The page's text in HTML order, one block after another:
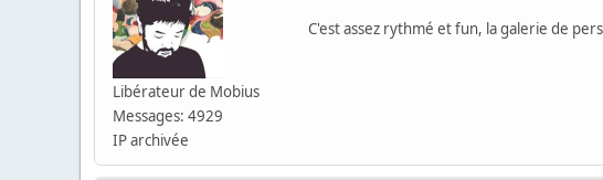
Libérateur de Mobius
Messages: 4929
IP archivée
C'est assez rythmé et fun, la galerie de